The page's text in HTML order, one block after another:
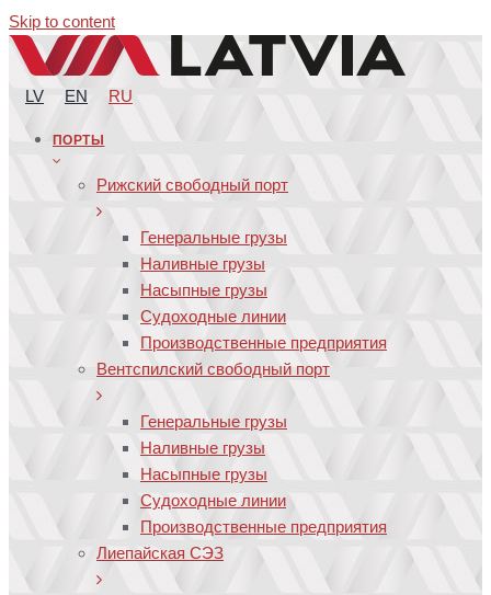
Skip to content
LV EN RU
ПОРТЫ
Рижский свободный порт
Генеральные грузы
Наливные грузы
Насыпные грузы
Судоходные линии
Производственные предприятия
Вентспилский свободный порт
Генеральные грузы
Наливные грузы
Насыпные грузы
Судоходные линии
Производственные предприятия
Лиепайская СЭЗ